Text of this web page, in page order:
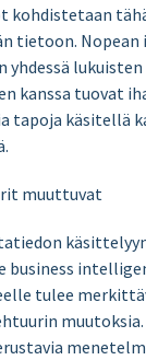
kohdistetaan
tietoon. Nopean
yhdessä
kanssa tuovat
tapoja käsitellä
muuttuvat
business
tulee
muutoksia.